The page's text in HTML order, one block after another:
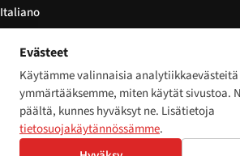
Italiano
© 2026 Disability World. Kaikki oikeudet pidätetään.
Evästeet
Käytämme valinnaisia
ymmärtääksemme, miten käytät sivustoa.
päältä, kunnes hyväksyt ne. Lisätietoja
tietosuojakäytännössämme.